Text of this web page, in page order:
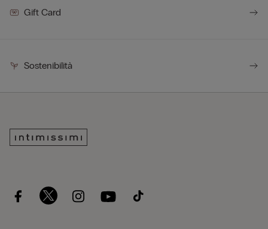
Gift Card
Sostenibilità